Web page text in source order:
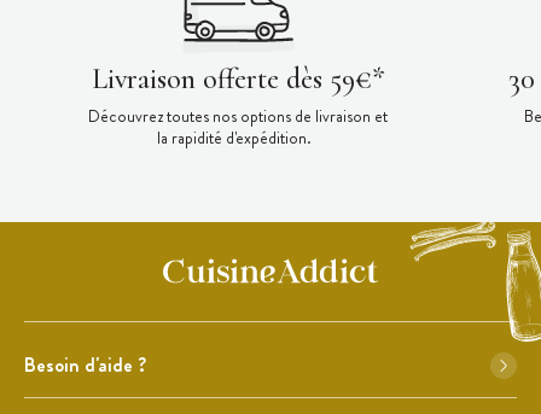
Livraison offerte dès 59€*
Découvrez toutes nos options de livraison et
la rapidité d'expédition.
Besoin d'aide ?